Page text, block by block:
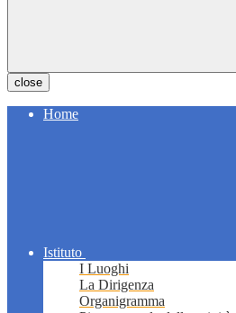
close
Home
Istituto
I Luoghi
La Dirigenza
Organigramma